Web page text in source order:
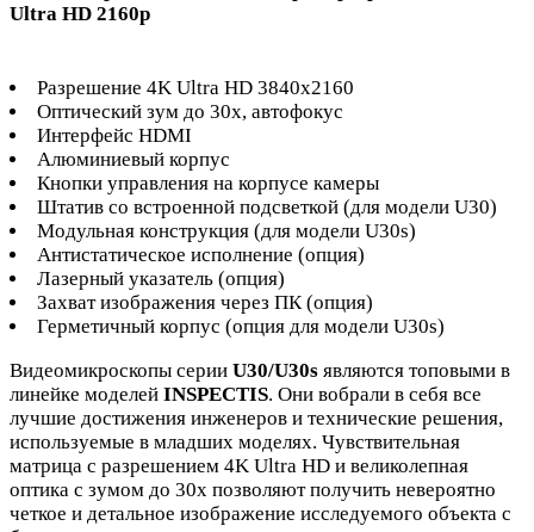
Ultra HD 2160p
Разрешение 4K Ultra HD 3840х2160
Оптический зум до 30х, автофокус
Интерфейс HDMI
Алюминиевый корпус
Кнопки управления на корпусе камеры
Штатив со встроенной подсветкой (для модели U30)
Модульная конструкция (для модели U30s)
Антистатическое исполнение (опция)
Лазерный указатель (опция)
Захват изображения через ПК (опция)
Герметичный корпус (опция для модели U30s)
Видеомикроскопы серии U30/U30s являются топовыми в
линейке моделей INSPECTIS. Они вобрали в себя все
лучшие достижения инженеров и технические решения,
используемые в младших моделях. Чувствительная
матрица с разрешением 4K Ultra HD и великолепная
оптика с зумом до 30х позволяют получить невероятно
четкое и детальное изображение исследуемого объекта с